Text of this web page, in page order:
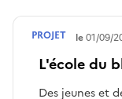
L'école du
Des jeunes et
Débute le01/09/
PROJET